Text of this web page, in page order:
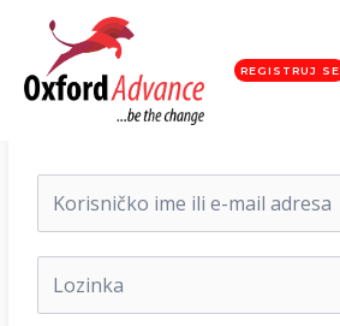
REGISTRUJ SE
Dobrodošli nazad!